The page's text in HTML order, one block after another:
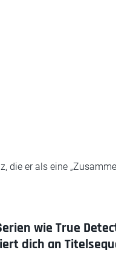
die er als eine
wie True
dich an